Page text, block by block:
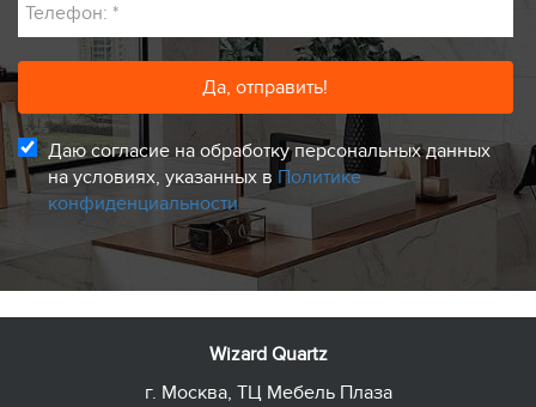
Телефон: *
Даю согласие на обработку персональных данных
на условиях, указанных в Политике
конфиденциальности
Wizard Quartz
г. Москва, ТЦ Мебель Плаза